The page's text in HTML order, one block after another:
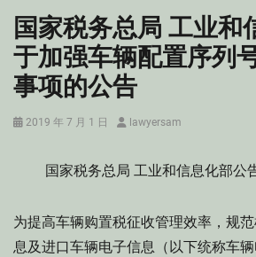
国家税务总局 工业和
于加强车辆配置序列
事项的公告
Posted
2019 年 7 月 1 日 Authorlawyersam
国家税务总局 工业和信息化部公
为提高车辆购置税征收管理效率，规
息及进口车辆电子信息（以下统称车